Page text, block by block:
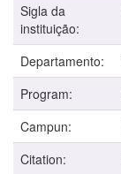
Sigla da
instituição:
Departamento:
Program:
Campun:
Citation: